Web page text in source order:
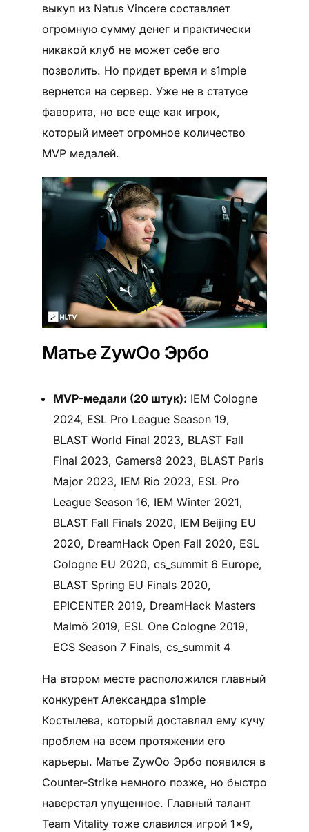
выкуп из Natus Vincere составляет
огромную сумму денег и практически
никакой клуб не может себе его
позволить. Но придет время и s1mple
вернется на сервер. Уже не в статусе
фаворита, но все еще как игрок,
который имеет огромное количество
MVP медалей.
Матье ZywOo Эрбо
MVP-медали (20 штук): IEM Cologne
2024, ESL Pro League Season 19,
BLAST World Final 2023, BLAST Fall
Final 2023, Gamers8 2023, BLAST Paris
Major 2023, IEM Rio 2023, ESL Pro
League Season 16, IEM Winter 2021,
BLAST Fall Finals 2020, IEM Beijing EU
2020, DreamHack Open Fall 2020, ESL
Cologne EU 2020, cs_summit 6 Europe,
BLAST Spring EU Finals 2020,
EPICENTER 2019, DreamHack Masters
Malmö 2019, ESL One Cologne 2019,
ECS Season 7 Finals, cs_summit 4
На втором месте расположился главный
конкурент Александра s1mple
Костылева, который доставлял ему кучу
проблем на всем протяжении его
карьеры. Матье ZywOo Эрбо появился в
Counter-Strike немного позже, но быстро
наверстал упущенное. Главный талант
Team Vitality тоже славился игрой 1×9,